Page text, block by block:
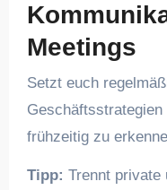
Meetings
Setzt euch
frühzeitig zu
Tipp: Trennt private